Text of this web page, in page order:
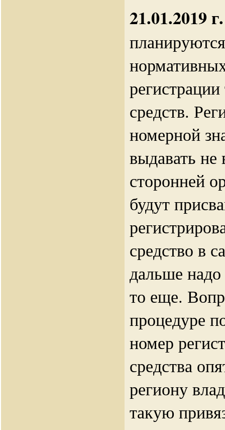
21.01.2019
средств.
номерной
выдавать
сторонней
будут
средство в
дальше надо
то еще.
процедуре
номер
средства
региону
такую